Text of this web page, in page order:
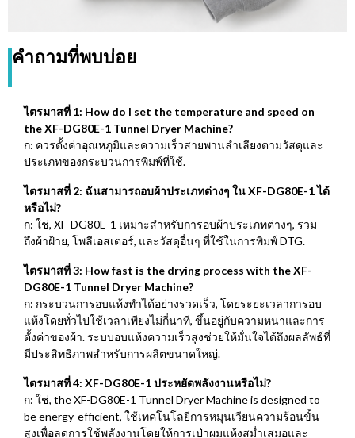
คำถามที่พบบ่อย
ไตรมาสที่ 1: How do I set the temperature and speed on
the XF-DG80E-1 Tunnel Dryer Machine?
ก: ควรตั้งค่าอุณหภูมิและความเร็วสายพานลำเลียงตามวัสดุและ
ประเภทของกระบวนการพิมพ์ที่ใช้.
ไตรมาสที่ 2: ฉันสามารถอบผ้าประเภทต่างๆ ใน ​​XF-DG80E-1 ได้
หรือไม่?
ก: ใช่, XF-DG80E-1 เหมาะสำหรับการอบผ้าประเภทต่างๆ, รวม
ถึงผ้าฝ้าย, โพลีเอสเตอร์, และวัสดุอื่นๆ ที่ใช้ในการพิมพ์ DTG.
ไตรมาสที่ 3: How fast is the drying process with the XF-
DG80E-1 Tunnel Dryer Machine?
ก: กระบวนการอบแห้งทำได้อย่างรวดเร็ว, โดยระยะเวลาการอบ
แห้งโดยทั่วไปใช้เวลาเพียงไม่กี่นาที, ขึ้นอยู่กับความหนาและการ
ตั้งค่าของผ้า. ระบบอบแห้งความเร็วสูงช่วยให้มั่นใจได้ถึงผลลัพธ์ที่
มีประสิทธิภาพสำหรับการผลิตขนาดใหญ่.
ไตรมาสที่ 4: XF-DG80E-1 ประหยัดพลังงานหรือไม่?
ก: ใช่, the XF-DG80E-1 Tunnel Dryer Machine is designed to
be energy-efficient, ใช้เทคโนโลยีการหมุนเวียนความร้อนขั้น
สูงเพื่อลดการใช้พลังงานโดยให้การเป่าผมแห้งสม่ำเสมอและ